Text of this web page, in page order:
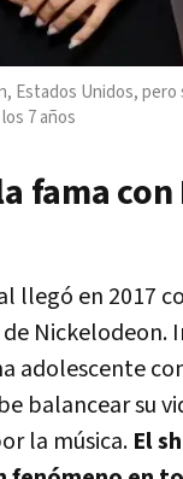
Estados Unidos, pero
7 años
fama
llegó en 2017
Nickelodeon.
adolescente
balancear su
la música. El